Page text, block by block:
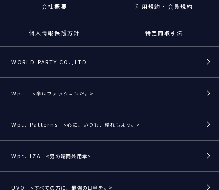
会社概要 利用規約・会員規約
個人情報保護方針 特定商取引法
WORLD PARTY CO.,LTD.
Wpc. <傘はファッションだ。>
Wpc. Patterns <心に、いつも、晴れもよう。>
Wpc. IZA <男の晴雨兼用傘>
UVO <すべての方に、最強の日傘を。>